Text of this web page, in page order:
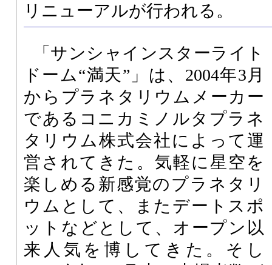
リニューアルが行われる。
「サンシャインスターライト
ドーム“満天”」は、2004年3月
からプラネタリウムメーカー
であるコニカミノルタプラネ
タリウム株式会社によって運
営されてきた。気軽に星空を
楽しめる新感覚のプラネタリ
ウムとして、またデートスポ
ットなどとして、オープン以
来人気を博してきた。そし